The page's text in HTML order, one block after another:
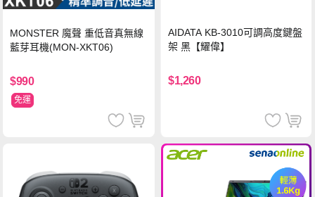
MONSTER 魔聲 重低音真無線
藍芽耳機(MON-XKT06)
$990
免運
AIDATA KB-3010可調高度鍵盤
架 黑【耀偉】
$1,260